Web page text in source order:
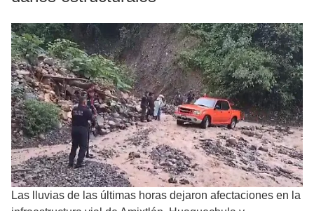
Las lluvias de las últimas horas dejaron afectaciones en la